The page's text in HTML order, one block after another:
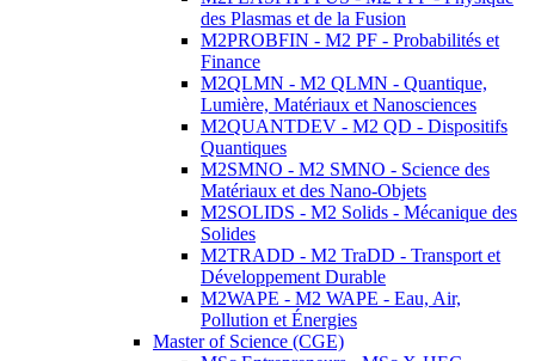
des Plasmas et de la Fusion
M2PROBFIN - M2 PF - Probabilités et
Finance
M2QLMN - M2 QLMN - Quantique,
Lumière, Matériaux et Nanosciences
M2QUANTDEV - M2 QD - Dispositifs
Quantiques
M2SMNO - M2 SMNO - Science des
Matériaux et des Nano-Objets
M2SOLIDS - M2 Solids - Mécanique des
Solides
M2TRADD - M2 TraDD - Transport et
Développement Durable
M2WAPE - M2 WAPE - Eau, Air,
Pollution et Énergies
Master of Science (CGE)